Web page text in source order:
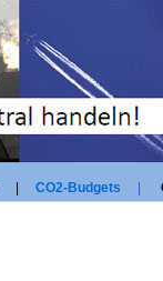
| CO2-Budgets |